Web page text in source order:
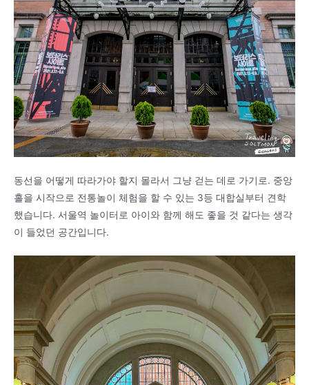
동선을 어떻게 따라가야 할지 몰라서 그냥 걷는 데로 가기로. 중앙
홀을 시작으로 전통놀이 체험을 할 수 있는 3등 대합실부터 견학
했습니다. 서울역 놀이터로 아이와 함께 해도 좋을 것 같다는 생각
이 들었던 공간입니다.